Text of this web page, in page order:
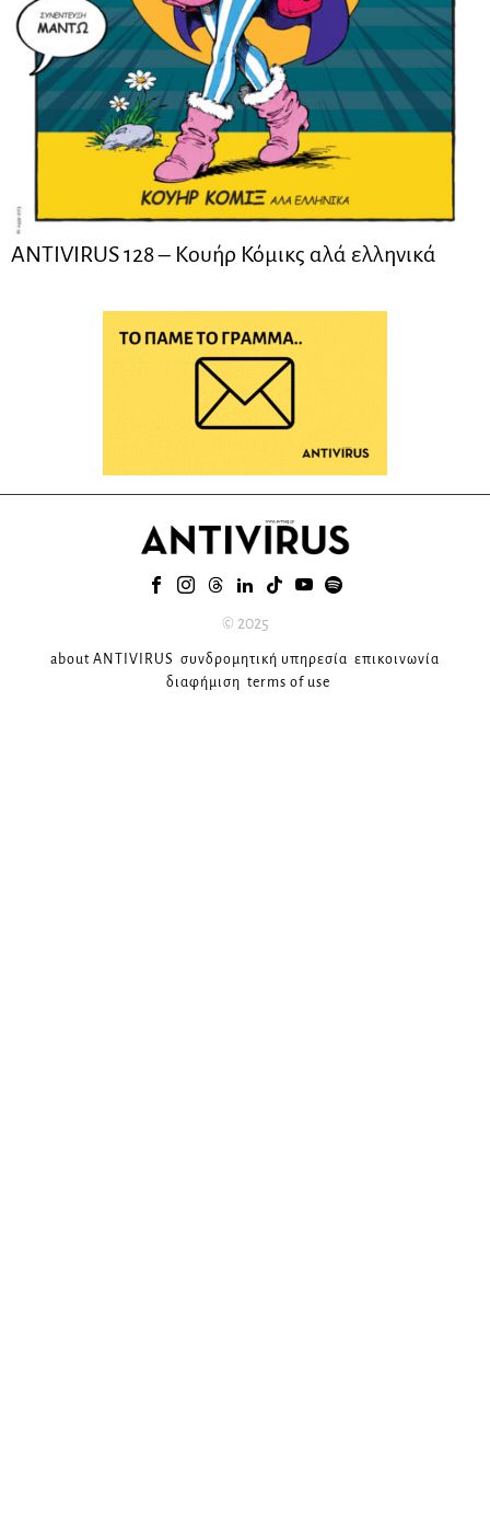
ANTIVIRUS 128 – Kουήρ Κόμικς αλά ελληνικά
© 2025
about ANTIVIRUS συνδρομητική υπηρεσία επικοινωνία
διαφήμιση terms of use